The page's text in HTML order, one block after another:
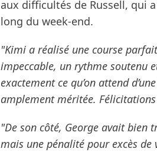
aux difficultés de Russell, qui
long du week-end.
"Kimi a réalisé une course
impeccable, un rythme soutenu
exactement ce qu’on attend
amplement méritée.
"De son côté, George avait
mais une pénalité pour excès